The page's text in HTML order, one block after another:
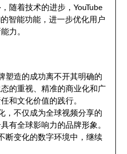
随着技术的进步，YouTube
智能功能，进一步优化用户
力。
塑造的成功离不开其明确的
的重视、精准的商业化和广
和文化价值的践行。
，不仅成为全球视频分享的
有全球影响力的品牌形象。
断变化的数字环境中，继续